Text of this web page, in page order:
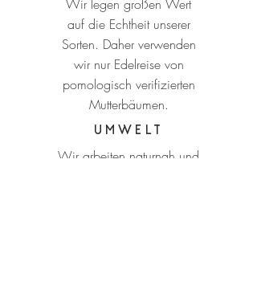
Wir legen großen Wert
auf die Echtheit unserer
Sorten. Daher verwenden
wir nur Edelreise von
pomologisch verifizierten
Mutterbäumen.
Umwelt
Wir arbeiten naturnah und